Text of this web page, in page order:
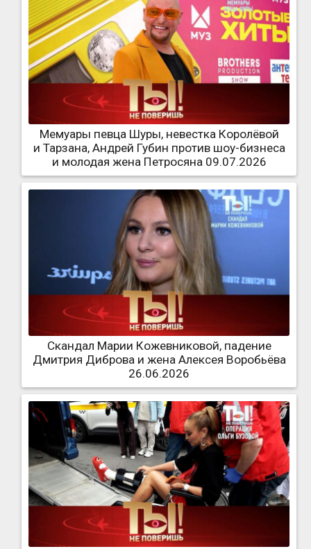
Мемуары певца Шуры, невестка Королёвой
и Тарзана, Андрей Губин против шоу-бизнеса
и молодая жена Петросяна 09.07.2026
Скандал Марии Кожевниковой, падение
Дмитрия Диброва и жена Алексея Воробьёва
26.06.2026